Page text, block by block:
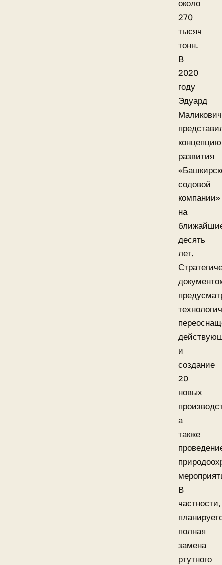
около
270
тысяч
тонн.
В
2020
году
Эдуард
Маликович
концепцию
развития
содовой
компании»
на
десять
лет.
и
создание
20
новых
а
также
В
частности,
полная
замена
ртутного